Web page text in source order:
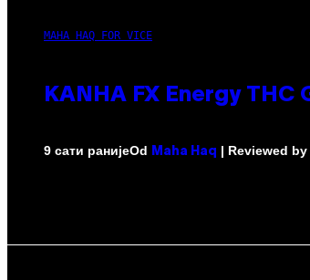
MAHA HAQ FOR VICE
KANHA FX Energy
9 сати ранијеOd Maha Haq | Reviewed by